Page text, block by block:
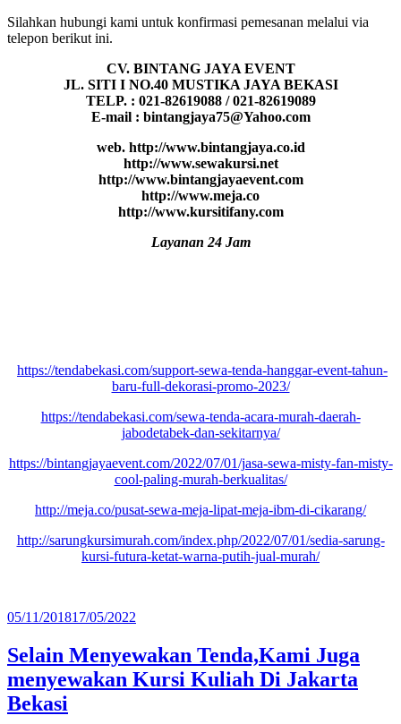
Silahkan hubungi kami untuk konfirmasi pemesanan melalui via
telepon berikut ini.
CV. BINTANG JAYA EVENT
JL. SITI I NO.40 MUSTIKA JAYA BEKASI
TELP. : 021-82619088 / 021-82619089
E-mail : bintangjaya75@Yahoo.com
web. http://www.bintangjaya.co.id
http://www.sewakursi.net
http://www.bintangjayaevent.com
http://www.meja.co
http://www.kursitifany.com
Layanan 24 Jam
https://tendabekasi.com/support-sewa-tenda-hanggar-event-tahun-
baru-full-dekorasi-promo-2023/
https://tendabekasi.com/sewa-tenda-acara-murah-daerah-
jabodetabek-dan-sekitarnya/
https://bintangjayaevent.com/2022/07/01/jasa-sewa-misty-fan-misty-
cool-paling-murah-berkualitas/
http://meja.co/pusat-sewa-meja-lipat-meja-ibm-di-cikarang/
http://sarungkursimurah.com/index.php/2022/07/01/sedia-sarung-
kursi-futura-ketat-warna-putih-jual-murah/
Diposkan
05/11/201817/05/2022
Selain Menyewakan Tenda,Kami Juga
menyewakan Kursi Kuliah Di Jakarta
Bekasi